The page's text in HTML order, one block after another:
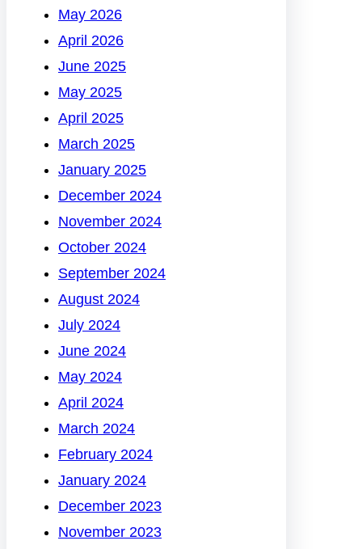
May 2026
April 2026
June 2025
May 2025
April 2025
March 2025
January 2025
December 2024
November 2024
October 2024
September 2024
August 2024
July 2024
June 2024
May 2024
April 2024
March 2024
February 2024
January 2024
December 2023
November 2023